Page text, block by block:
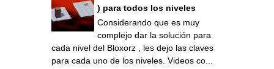
) para todos los niveles
Considerando que es muy
complejo dar la solución para
cada nivel del Bloxorz , les dejo las claves
para cada uno de los niveles. Videos co...